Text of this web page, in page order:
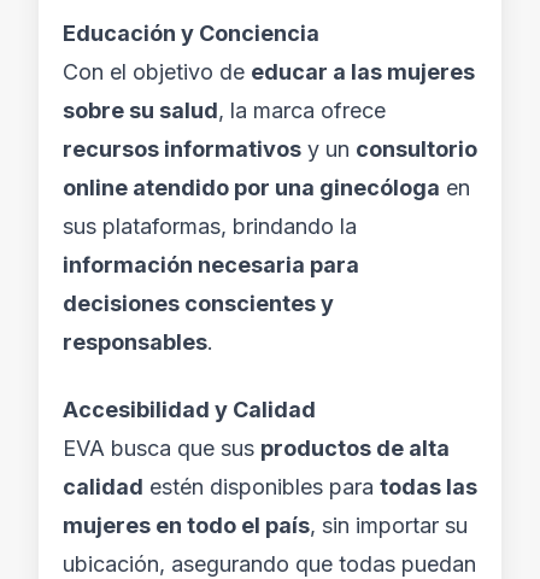
Educación y Conciencia
Con el objetivo de educar a las mujeres
sobre su salud, la marca ofrece
recursos informativos y un consultorio
online atendido por una ginecóloga en
sus plataformas, brindando la
información necesaria para
decisiones conscientes y
responsables.
Accesibilidad y Calidad
EVA busca que sus productos de alta
calidad estén disponibles para todas las
mujeres en todo el país, sin importar su
ubicación, asegurando que todas puedan